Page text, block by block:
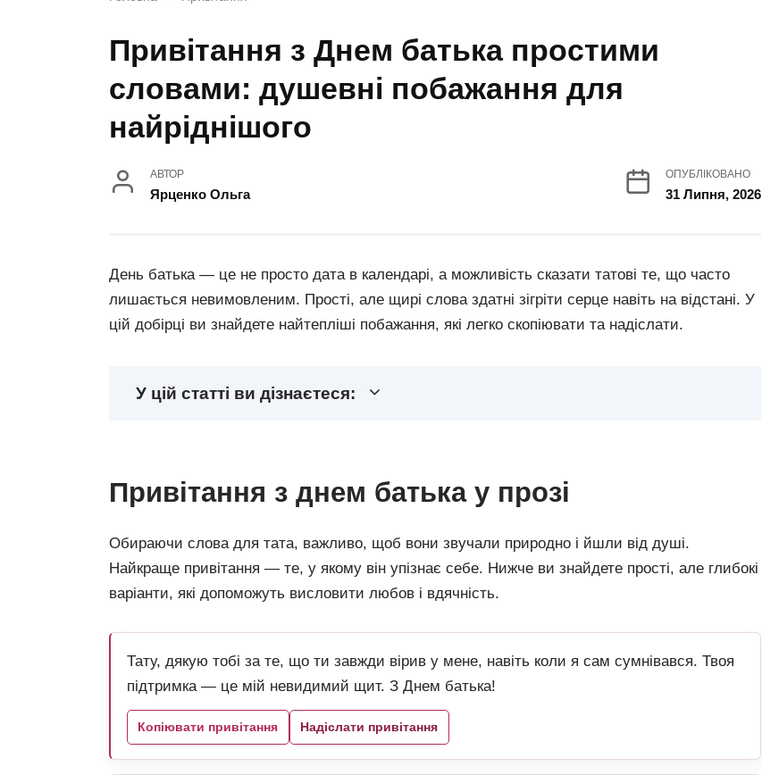
Привітання з Днем батька простими
словами: душевні побажання для
найріднішого
АВТОР
Ярценко Ольга
ОПУБЛІКОВАНО
31 Липня, 2026
День батька — це не просто дата в календарі, а можливість сказати татові те, що часто
лишається невимовленим. Прості, але щирі слова здатні зігріти серце навіть на відстані. У
цій добірці ви знайдете найтепліші побажання, які легко скопіювати та надіслати.
У цій статті ви дізнаєтеся:
привітання з днем батька у прозі
Обираючи слова для тата, важливо, щоб вони звучали природно і йшли від душі.
Найкраще привітання — те, у якому він упізнає себе. Нижче ви знайдете прості, але глибокі
варіанти, які допоможуть висловити любов і вдячність.
Тату, дякую тобі за те, що ти завжди вірив у мене, навіть коли я сам сумнівався. Твоя
підтримка — це мій невидимий щит. З Днем батька!
Копіювати привітання Надіслати привітання